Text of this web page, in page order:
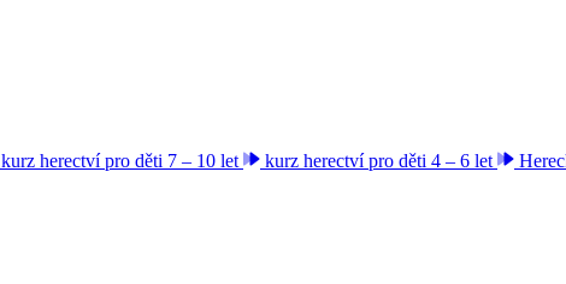
kurz herectví pro děti 7 – 10 let kurz herectví pro děti 4 – 6 let